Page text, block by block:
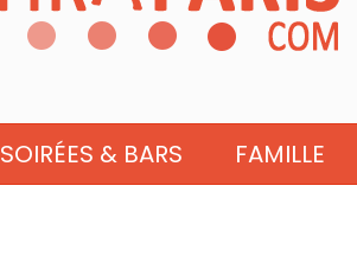
SOIRÉES & BARS FAMILLE